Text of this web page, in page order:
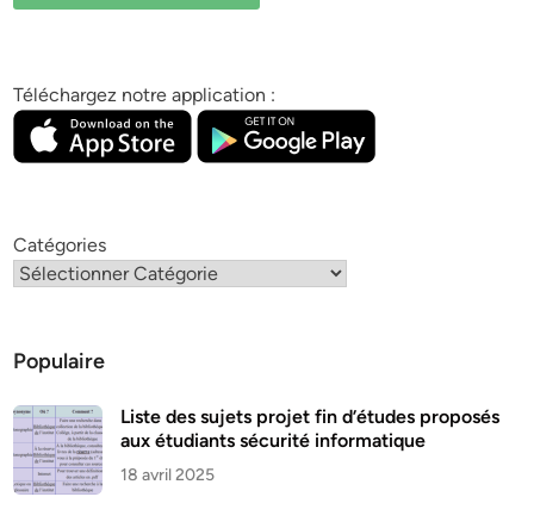
Téléchargez notre application :
Catégories
Populaire
Liste des sujets projet fin d’études proposés
aux étudiants sécurité informatique
18 avril 2025